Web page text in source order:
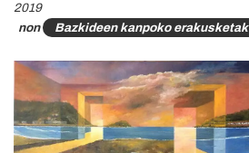
2019
non
Bazkideen kanpoko erakusketak